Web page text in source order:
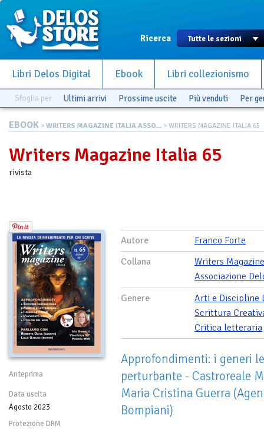
Ricerca
Libri Delos Digital Ebook Libri collezionismo
Sfoglia per Ultimi arrivi Prossime uscite Più venduti Per
EBOOK > WRITERS MAGAZINE ITALIA ASSO... > WRITERS MAGAZINE ITALIA 65
Writers Magazine Italia 65
rivista
Anteprima
Data uscita
Agosto 2023
Protezione DRM
Autore
Franco Forte
Collana
Writers
Associazione
Genere
Arti e Discipline
Scrittura
Critica letteraria
Approfondimenti: i generi
perturbante - Castroreale
Maria Cristina Guerra
Bompiani)